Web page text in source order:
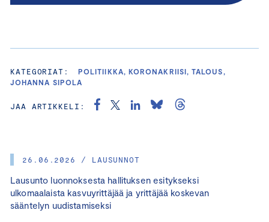
26.06.2026 / LAUSUNNOT
Lausunto luonnoksesta hallituksen esitykseksi
ulkomaalaista kasvuyrittäjää ja yrittäjää koskevan
sääntelyn uudistamiseksi
KATEGORIAT:
POLITIIKKA, KORONAKRIISI, TALOUS,
JOHANNA SIPOLA
JAA ARTIKKELI: